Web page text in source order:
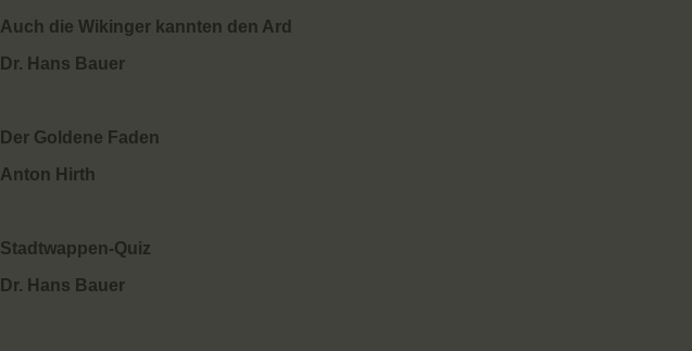
Auch die Wikinger kannten den Ard
Dr. Hans Bauer
Der Goldene Faden
Anton Hirth
Stadtwappen-Quiz
Dr. Hans Bauer